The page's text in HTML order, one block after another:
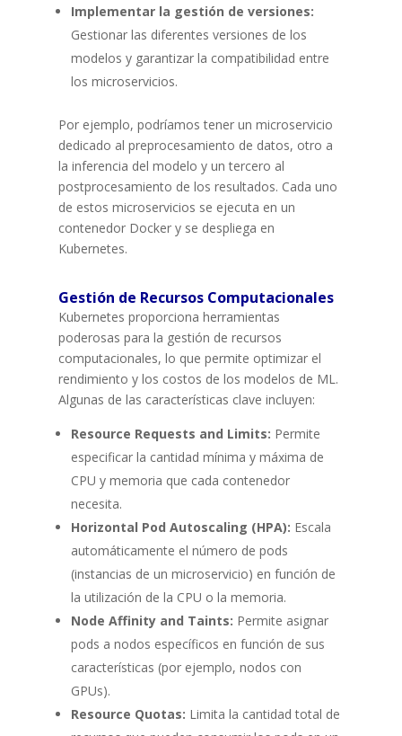
Implementar la gestión de versiones:
Gestionar las diferentes versiones de los
modelos y garantizar la compatibilidad entre
los microservicios.
Por ejemplo, podríamos tener un microservicio
dedicado al preprocesamiento de datos, otro a
la inferencia del modelo y un tercero al
postprocesamiento de los resultados. Cada uno
de estos microservicios se ejecuta en un
contenedor Docker y se despliega en
Kubernetes.
Gestión de Recursos Computacionales
Kubernetes proporciona herramientas
poderosas para la gestión de recursos
computacionales, lo que permite optimizar el
rendimiento y los costos de los modelos de ML.
Algunas de las características clave incluyen:
Resource Requests and Limits: Permite
especificar la cantidad mínima y máxima de
CPU y memoria que cada contenedor
necesita.
Horizontal Pod Autoscaling (HPA): Escala
automáticamente el número de pods
(instancias de un microservicio) en función de
la utilización de la CPU o la memoria.
Node Affinity and Taints: Permite asignar
pods a nodos específicos en función de sus
características (por ejemplo, nodos con
GPUs).
Resource Quotas: Limita la cantidad total de